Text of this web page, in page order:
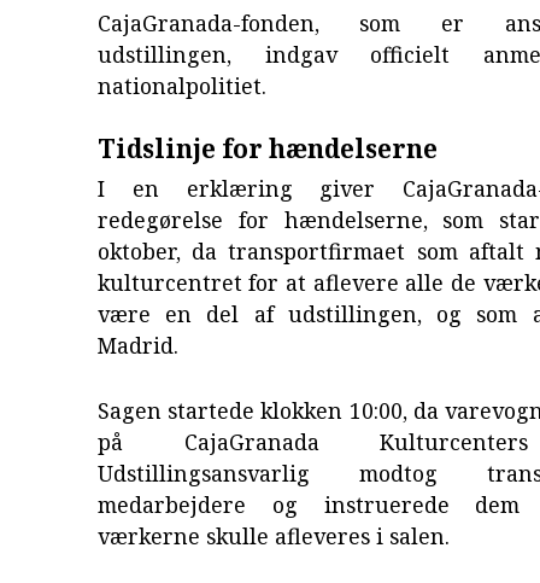
CajaGranada-fonden, som er
udstillingen, indgav officielt
nationalpolitiet.
Tidslinje for hændelserne
I en erklæring giver
redegørelse for hændelserne, som
oktober, da transportfirmaet som aftalt
kulturcentret for at aflevere alle de
være en del af udstillingen, og som
Madrid.
Sagen startede klokken 10:00, da
på CajaGranada
Udstillingsansvarlig modtog
medarbejdere og instruerede
værkerne skulle afleveres i salen.